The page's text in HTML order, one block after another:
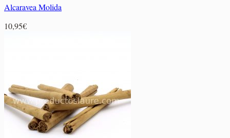
Alcaravea Molida
10,95€